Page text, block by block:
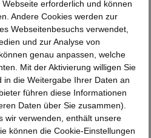
Topmarken
Faire Preise
erforderlich und können
Andere Cookies werden zur
Webseitenbesuchs verwendet,
und zur Analyse von
genau anpassen, welche
Mit der Aktivierung willigen Sie
in die Weitergabe Ihrer Daten an
führen diese Informationen
Daten über Sie zusammen).
wir verwenden, enthält unsere
können die Cookie-Einstellungen